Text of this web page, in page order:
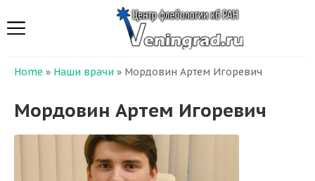
Home » Наши врачи » Мордовин Артем Игоревич
Мордовин Артем Игоревич